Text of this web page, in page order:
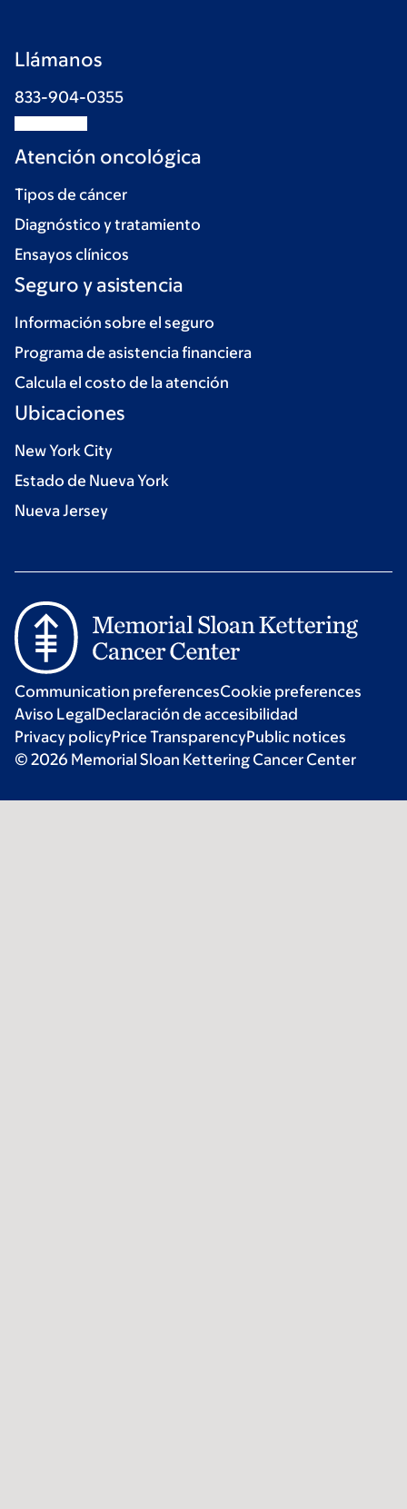
Llámanos
833-904-0355
Atención oncológica
Tipos de cáncer
Diagnóstico y tratamiento
Ensayos clínicos
Seguro y asistencia
Información sobre el seguro
Programa de asistencia financiera
Calcula el costo de la atención
Ubicaciones
New York City
Estado de Nueva York
Nueva Jersey
Communication preferencesCookie preferences
Aviso LegalDeclaración de accesibilidad
Privacy policyPrice TransparencyPublic notices
© 2026 Memorial Sloan Kettering Cancer Center